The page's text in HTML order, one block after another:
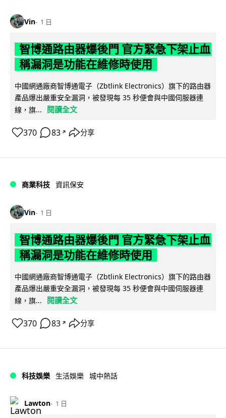
Vin 1 日
智博通路由器爆後門 官方緊急下架止血
稱漏洞是功能在維修時使用
中國網通廠商智博通電子（Zbtlink Electronics）旗下的路由器
產品爆出嚴重安全漏洞，被發現每 35 秒便會與中國伺服器連
線，旗...
閱讀全文
370 83 ↗ 分享
商業科技 資訊保安
Vin 1 日
智博通路由器爆後門 官方緊急下架止血
稱漏洞是功能在維修時使用
中國網通廠商智博通電子（Zbtlink Electronics）旗下的路由器
產品爆出嚴重安全漏洞，被發現每 35 秒便會與中國伺服器連
線，旗...
閱讀全文
370 83 ↗ 分享
科技娛樂 生活娛樂 城中熱話
Lawton 1 日